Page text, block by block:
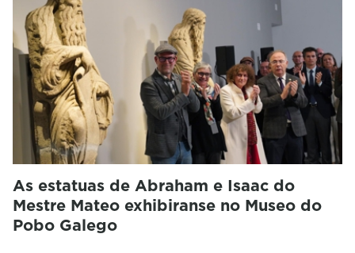
As estatuas de Abraham e Isaac do
Mestre Mateo exhibiranse no Museo do
Pobo Galego